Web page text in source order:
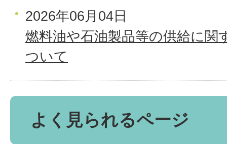
2026年06月04日
燃料油や石油製品等の供給に関
ついて
よく見られるページ